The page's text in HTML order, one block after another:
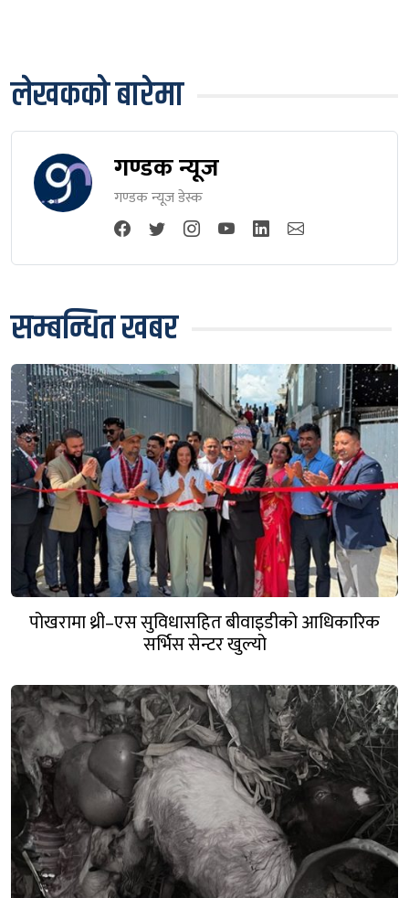
लेखकको बारेमा
गण्डक न्यूज
गण्डक न्यूज डेस्क
सम्बन्धित खबर
पोखरामा थ्री–एस सुविधासहित बीवाइडीको आधिकारिक
सर्भिस सेन्टर खुल्यो